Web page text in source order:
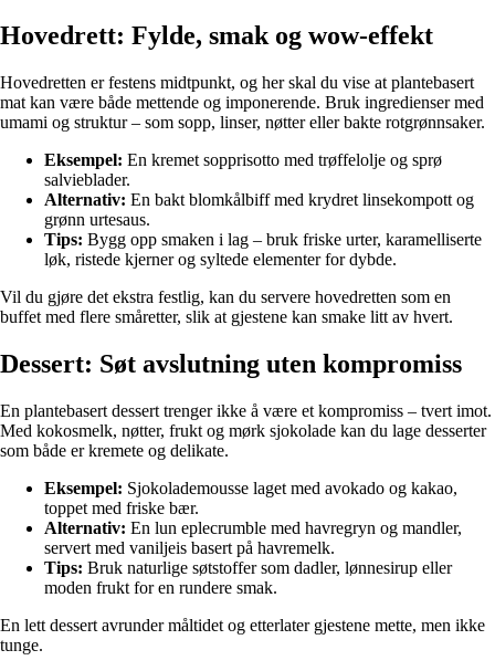
Hovedrett: Fylde, smak og wow-effekt
Hovedretten er festens midtpunkt, og her skal du vise at plantebasert
mat kan være både mettende og imponerende. Bruk ingredienser med
umami og struktur – som sopp, linser, nøtter eller bakte rotgrønnsaker.
Eksempel: En kremet sopprisotto med trøffelolje og sprø
salvieblader.
Alternativ: En bakt blomkålbiff med krydret linsekompott og
grønn urtesaus.
Tips: Bygg opp smaken i lag – bruk friske urter, karamelliserte
løk, ristede kjerner og syltede elementer for dybde.
Vil du gjøre det ekstra festlig, kan du servere hovedretten som en
buffet med flere småretter, slik at gjestene kan smake litt av hvert.
Dessert: Søt avslutning uten kompromiss
En plantebasert dessert trenger ikke å være et kompromiss – tvert imot.
Med kokosmelk, nøtter, frukt og mørk sjokolade kan du lage desserter
som både er kremete og delikate.
Eksempel: Sjokolademousse laget med avokado og kakao,
toppet med friske bær.
Alternativ: En lun eplecrumble med havregryn og mandler,
servert med vaniljeis basert på havremelk.
Tips: Bruk naturlige søtstoffer som dadler, lønnesirup eller
moden frukt for en rundere smak.
En lett dessert avrunder måltidet og etterlater gjestene mette, men ikke
tunge.